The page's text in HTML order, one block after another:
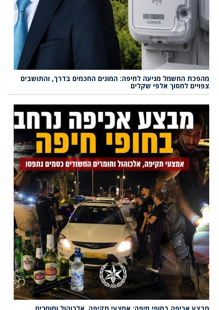
מהפכת החשמל מגיעה לחיפה: המונים החכמים בדרך, והתושבים
צפויים לחסוך אלפי שקלים